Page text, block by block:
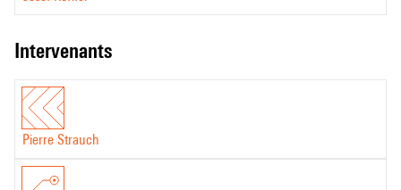
intervenants
Pierre Strauch